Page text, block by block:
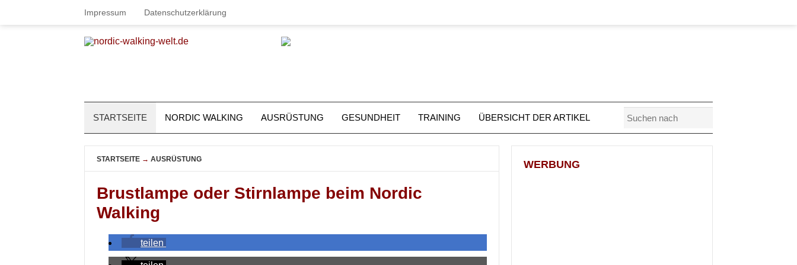
Impressum Datenschutzerklärung
STARTSEITE NORDIC WALKING AUSRÜSTUNG GESUNDHEIT TRAINING ÜBERSICHT DER ARTIKEL
STARTSEITE → AUSRÜSTUNG
Brustlampe oder Stirnlampe beim Nordic
Walking
teilen
WERBUNG